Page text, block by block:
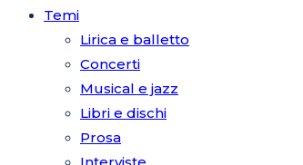
Temi
Lirica e balletto
Concerti
Musical e jazz
Libri e dischi
Prosa